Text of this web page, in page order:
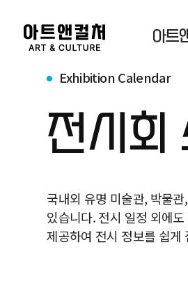
아트
Exhibition Calendar
전시회
국내외 유명 미술관, 박물
있습니다. 전시 일정 외에
제공하여 전시 정보를 쉽게